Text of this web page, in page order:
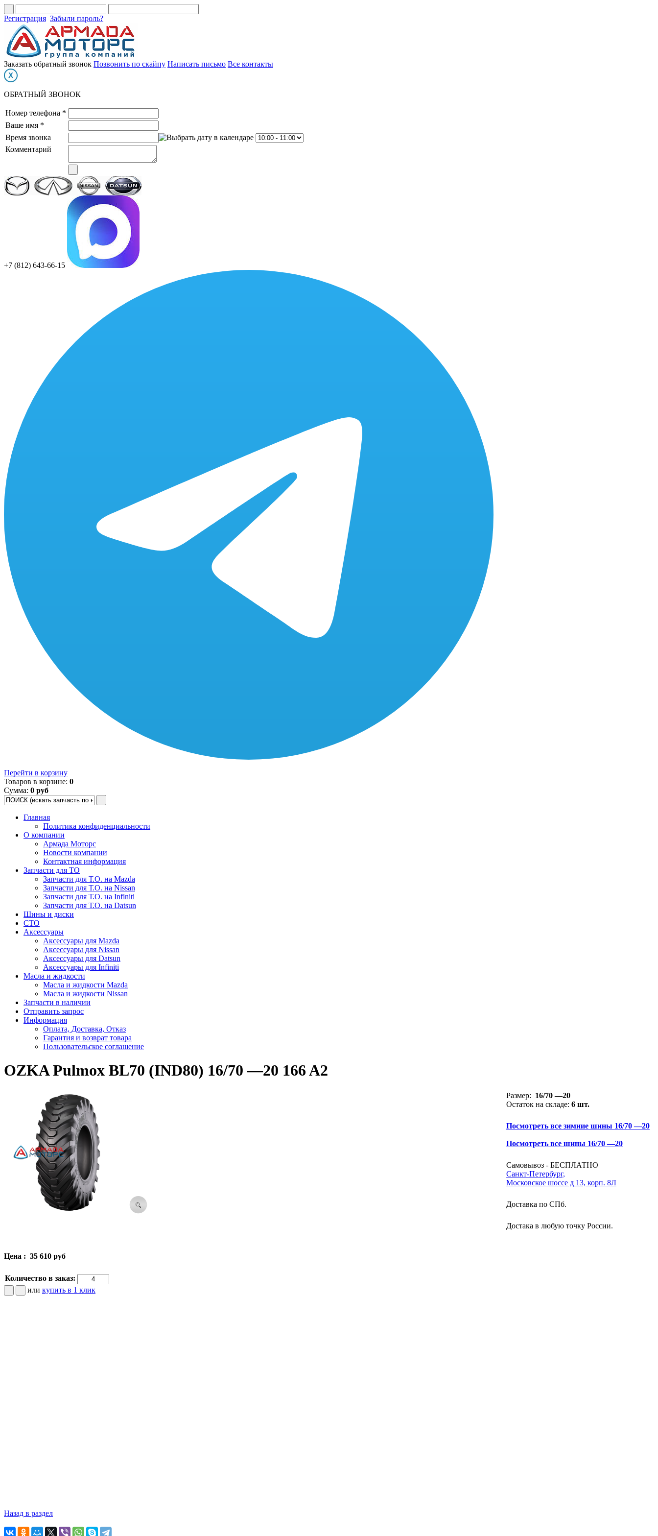
Регистрация Забыли пароль?
Заказать обратный звонок Позвонить по скайпу Написать письмо Все контакты
ОБРАТНЫЙ ЗВОНОК
Номер телефона *
Ваше имя *
Время звонка
Комментарий
+7 (812) 643-66-15
Перейти в корзину
Товаров в корзине: 0
Сумма: 0 руб
Главная
Политика конфиденциальности
О компании
Армада Моторс
Новости компании
Контактная информация
Запчасти для ТО
Запчасти для Т.О. на Mazda
Запчасти для Т.О. на Nissan
Запчасти для Т.О. на Infiniti
Запчасти для Т.О. на Datsun
Шины и диски
СТО
Аксессуары
Аксессуары для Mazda
Аксессуары для Nissan
Аксессуары для Datsun
Аксессуары для Infiniti
Масла и жидкости
Масла и жидкости Mazda
Масла и жидкости Nissan
Запчасти в наличии
Отправить запрос
Информация
Оплата, Доставка, Отказ
Гарантия и возврат товара
Пользовательское соглашение
OZKA Pulmox BL70 (IND80) 16/70 —20 166 A2
Размер: 16/70 —20
Остаток на складе: 6 шт.
Посмотреть все зимние шины 16/70 —20
Посмотреть все шины 16/70 —20
Самовывоз - БЕСПЛАТНО
Санкт-Петербург,
Московское шоссе д 13, корп. 8Л
Доставка по СПб.
Достака в любую точку России.
Цена : 35 610 руб
Количество в заказ:
или купить в 1 клик
Назад в раздел